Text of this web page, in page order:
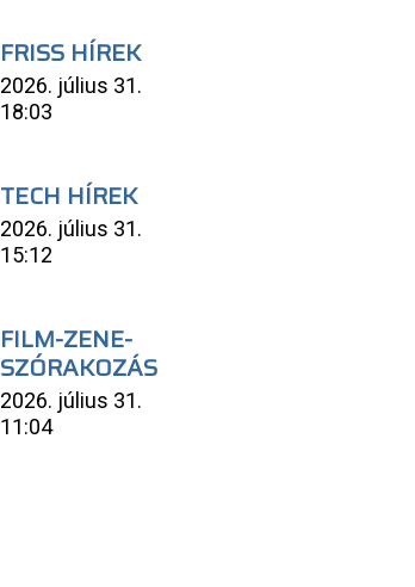
FRISS HÍREK
2026. július 31.
18:03
TECH HÍREK
2026. július 31.
15:12
FILM-ZENE-
SZÓRAKOZÁS
2026. július 31.
11:04